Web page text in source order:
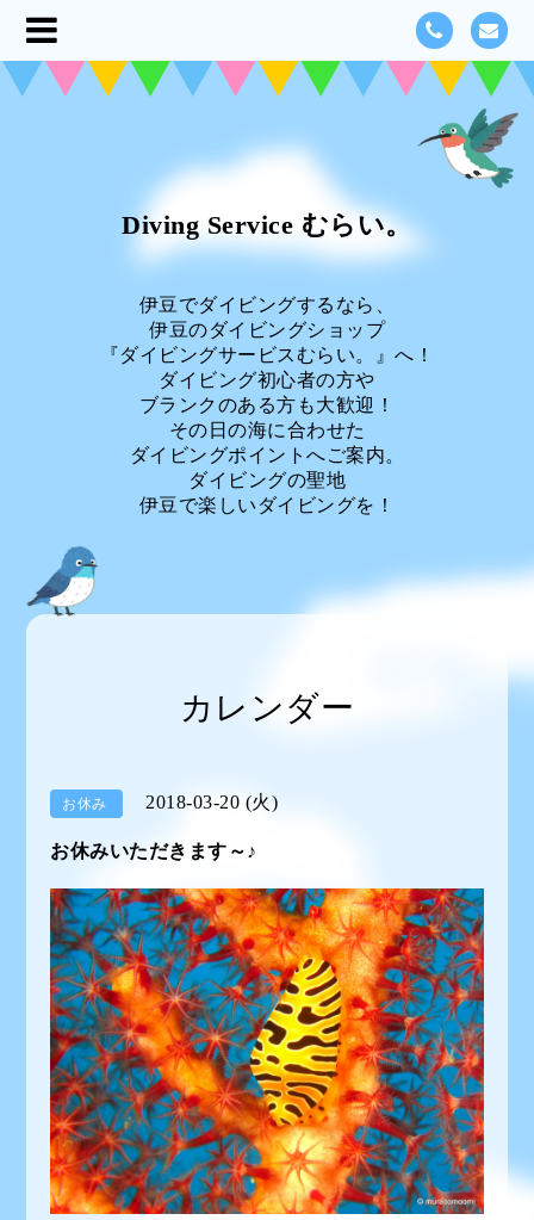
Diving Service むらい。
伊豆でダイビングするなら、
伊豆のダイビングショップ
『ダイビングサービスむらい。』へ！
ダイビング初心者の方や
ブランクのある方も大歓迎！
その日の海に合わせた
ダイビングポイントへご案内。
ダイビングの聖地
伊豆で楽しいダイビングを！
カレンダー
お休み 2018-03-20 (火)
お休みいただきます～♪